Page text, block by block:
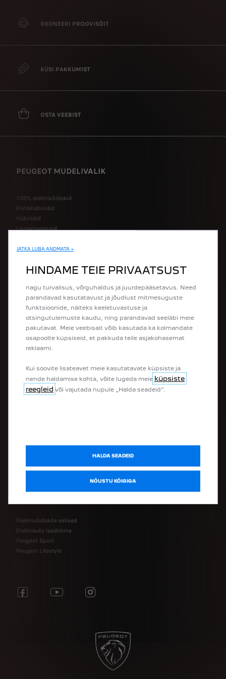
BRONEERI PROOVISÕIT
KÜSI PAKKUMIST
OSTA VEEBIST
PEUGEOT MUDELIVALIK
100% elektrisõidukid
Pistikhübriidid
Hübriidid
Linnamaasturid
Universaalid
Ümberehitatud tarbesõidukid
OSTA
Osta e-poest
Osta tarbesõiduk e-poest
Peugeot mudelivalik
Peugeot eripakkumised
Küsi pakkumist
Ühenduvusteenuste ülevaade
Peugeot varuosad
AVASTA
Elektrisõidukite eelised
Elektriauto laadimine
Peugeot Sport
Peugeot Lifestyle
JÄTKA LUBA ANDMATA →
HINDAME TEIE PRIVAATSUST
kasutamine teie jaoks võimalikult mugavaks. Küpsised
nagu turvalisus, võrguhaldus ja juurdepääsetavus. Need
parandavad kasutatavust ja jõudlust mitmesuguste
funktsioonide, näiteks keeletuvastuse ja
otsingutulemuste kaudu, ning parandavad seeläbi meie
pakutavat. Meie veebisait võib kasutada ka kolmandate
osapoolte küpsiseid, et pakkuda teile asjakohasemat
reklaami.
Kui soovite lisateavet meie kasutatavate küpsiste ja
nende haldamise kohta, võite lugeda meie küpsiste
reegleid või vajutada nupule „Halda seadeid“.
HALDA SEADEID
NÕUSTU KÕIGIGA